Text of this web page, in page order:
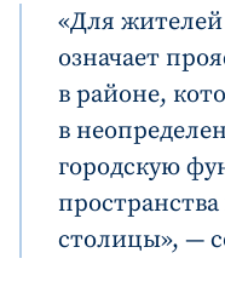
«Для
означает
в районе,
в
городскую
столицы», —